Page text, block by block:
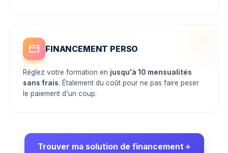
FINANCEMENT PERSO
Réglez votre formation en jusqu'à 10 mensualités
sans frais. Étalement du coût pour ne pas faire peser
le paiement d'un coup.
Trouver ma solution de financement